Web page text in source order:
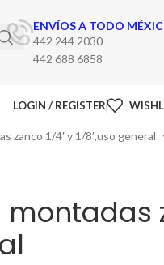
ENVÍOS A TODO
442 244 2030
442 688 6858
LOGIN / REGISTER
zanco 1/4′ y 1/8′,uso general